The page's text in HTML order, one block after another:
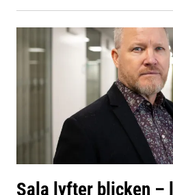
Sala lyfter blicken –